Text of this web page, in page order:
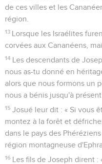
de ces villes et les
région.
13 Lorsque les Israélites
corvées aux Cananéens,
14 Les descendants de
nous as-tu donné en
alors que nous formons un
nous a bénis jusqu'à présent
15 Josué leur dit : « Si vous
montez à la forêt et
dans le pays des
région montagneuse
16 Les fils de Joseph dirent :